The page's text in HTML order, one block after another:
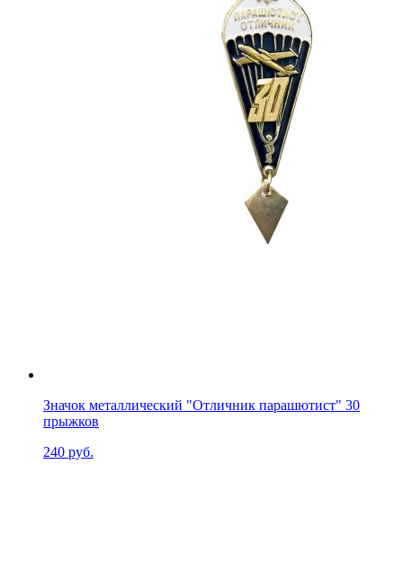
Значок металлический "Отличник парашютист" 30
прыжков
240 руб.